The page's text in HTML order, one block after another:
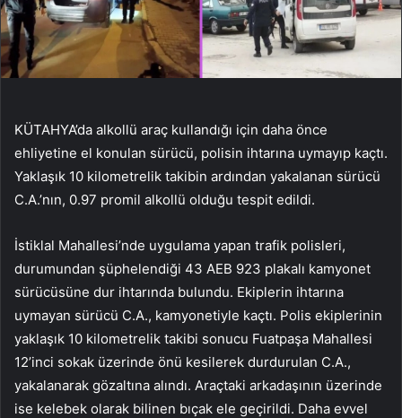
KÜTAHYA’da alkollü araç kullandığı için daha önce
ehliyetine el konulan sürücü, polisin ihtarına uymayıp kaçtı.
Yaklaşık 10 kilometrelik takibin ardından yakalanan sürücü
C.A.’nın, 0.97 promil alkollü olduğu tespit edildi.
İstiklal Mahallesi’nde uygulama yapan trafik polisleri,
durumundan şüphelendiği 43 AEB 923 plakalı kamyonet
sürücüsüne dur ihtarında bulundu. Ekiplerin ihtarına
uymayan sürücü C.A., kamyonetiyle kaçtı. Polis ekiplerinin
yaklaşık 10 kilometrelik takibi sonucu Fuatpaşa Mahallesi
12’inci sokak üzerinde önü kesilerek durdurulan C.A.,
yakalanarak gözaltına alındı. Araçtaki arkadaşının üzerinde
ise kelebek olarak bilinen bıçak ele geçirildi. Daha evvel